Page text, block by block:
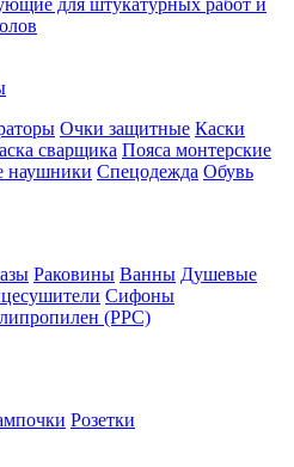
для штукатурных работ и
Очки защитные Каски
сварщика Пояса монтерские
наушники Спецодежда Обувь
Раковины Ванны Душевые
Сифоны
(PPC)
Розетки